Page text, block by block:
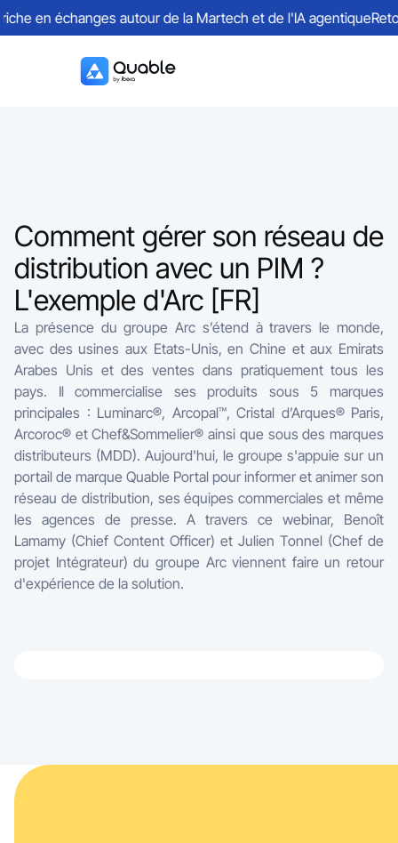
Comment gérer son réseau de
distribution avec un PIM ?
L'exemple d'Arc [FR]
La présence du groupe Arc s’étend à travers le monde,
avec des usines aux Etats-Unis, en Chine et aux Emirats
Arabes Unis et des ventes dans pratiquement tous les
pays. Il commercialise ses produits sous 5 marques
principales : Luminarc®, Arcopal™, Cristal d’Arques® Paris,
Arcoroc® et Chef&Sommelier® ainsi que sous des marques
distributeurs (MDD). Aujourd'hui, le groupe s'appuie sur un
portail de marque Quable Portal pour informer et animer son
réseau de distribution, ses équipes commerciales et même
les agences de presse. A travers ce webinar, Benoît
Lamamy (Chief Content Officer) et Julien Tonnel (Chef de
projet Intégrateur) du groupe Arc viennent faire un retour
d'expérience de la solution.
en échanges autour de la Martech et de l'IA agentique